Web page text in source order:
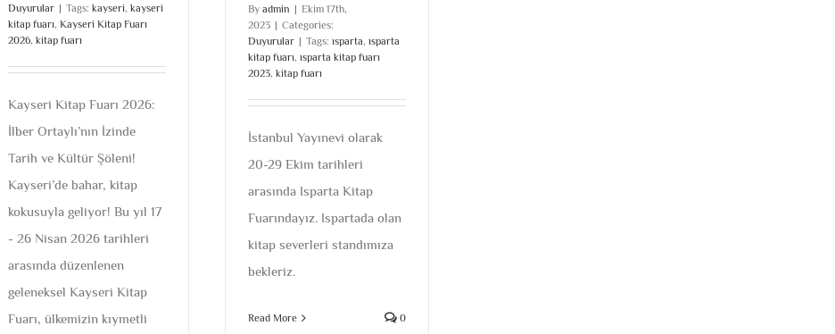
Duyurular | Tags: kayseri, kayseri
kitap fuarı, Kayseri Kitap Fuarı
2026, kitap fuarı
Kayseri Kitap Fuarı 2026:
İlber Ortaylı’nın İzinde
Tarih ve Kültür Şöleni!
Kayseri’de bahar, kitap
kokusuyla geliyor! Bu yıl 17
- 26 Nisan 2026 tarihleri
arasında düzenlenen
geleneksel Kayseri Kitap
Fuarı, ülkemizin kıymetli
By admin | Ekim 17th,
2023 | Categories:
Duyurular | Tags: ısparta, ısparta
kitap fuarı, ısparta kitap fuarı
2023, kitap fuarı
İstanbul Yayınevi olarak
20-29 Ekim tarihleri
arasında Isparta Kitap
Fuarındayız. Ispartada olan
kitap severleri standımıza
bekleriz.
Read More 0